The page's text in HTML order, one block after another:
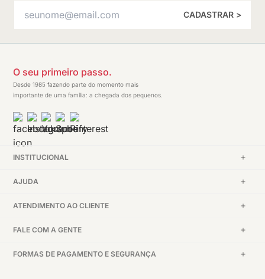
CADASTRAR >
O seu primeiro passo.
Desde 1985 fazendo parte do momento mais
importante de uma família: a chegada dos pequenos.
INSTITUCIONAL
AJUDA
ATENDIMENTO AO CLIENTE
FALE COM A GENTE
FORMAS DE PAGAMENTO E SEGURANÇA